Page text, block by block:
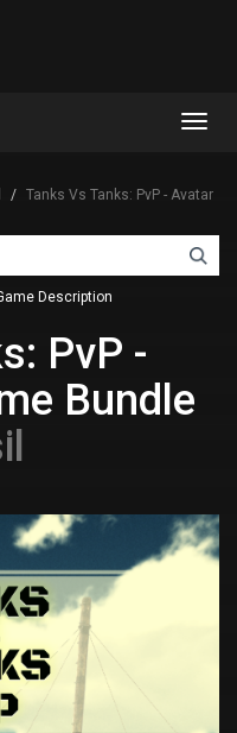
Tanks Vs Tanks: PvP - Avatar
Description
PvP -
Bundle